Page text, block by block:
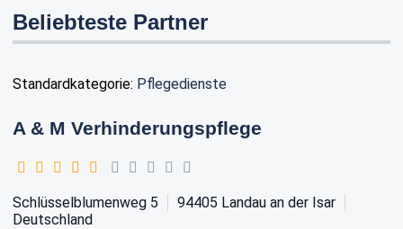
Beliebteste Partner
Standardkategorie: Pflegedienste
A & M Verhinderungspflege
Schlüsselblumenweg 5 94405 Landau an der Isar
Deutschland